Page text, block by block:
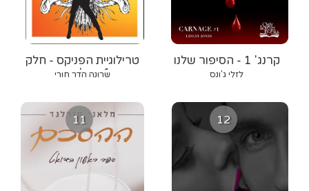
טרילוגיית הפניקס - חלק
1 - הלוחמת
שרונה הדר חורי
קרנג' 1 - הסיפור שלנו
לזלי ג'ונס
11 12